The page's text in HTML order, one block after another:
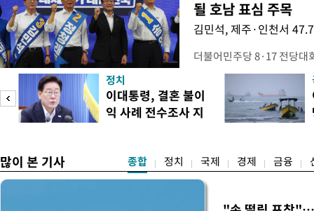
될 호남 표심 주목
김민석, 제주·인천서
더불어민주당 8·17 전당대
보가 8일 제주·인천 지역
다. 앞서 정청래 후보 우세
·울산·경남 경선에서 1승
제주·인천 경선에서 이기
정치
이대통령, 결혼 불이
익 사례 전수조사 지
많이 본 기사 종합 정치 국제 경제 금융